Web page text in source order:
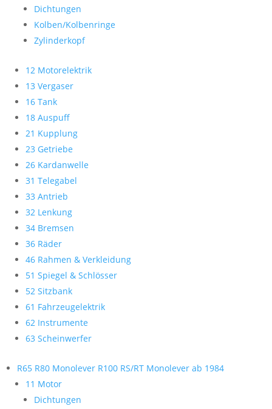
Dichtungen
Kolben/Kolbenringe
Zylinderkopf
12 Motorelektrik
13 Vergaser
16 Tank
18 Auspuff
21 Kupplung
23 Getriebe
26 Kardanwelle
31 Telegabel
33 Antrieb
32 Lenkung
34 Bremsen
36 Räder
46 Rahmen & Verkleidung
51 Spiegel & Schlösser
52 Sitzbank
61 Fahrzeugelektrik
62 Instrumente
63 Scheinwerfer
R65 R80 Monolever R100 RS/RT Monolever ab 1984
11 Motor
Dichtungen